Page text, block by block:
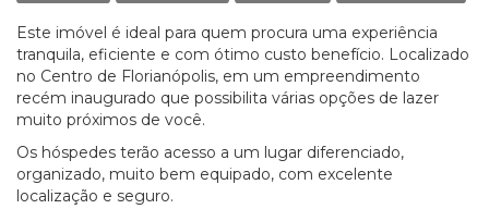
Este imóvel é ideal para quem procura uma experiência
tranquila, eficiente e com ótimo custo benefício. Localizado
no Centro de Florianópolis, em um empreendimento
recém inaugurado que possibilita várias opções de lazer
muito próximos de você.
Os hóspedes terão acesso a um lugar diferenciado,
organizado, muito bem equipado, com excelente
localização e seguro.